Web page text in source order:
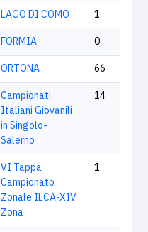
LAGO DI COMO 1
FORMIA 0
ORTONA 66
Campionati
Italiani Giovanili
in Singolo-
Salerno
14
VI Tappa
Campionato
Zonale ILCA-XIV
Zona
1